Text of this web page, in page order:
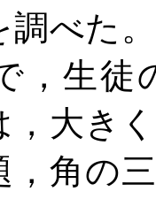
調べた
，生徒
，大き
，角の